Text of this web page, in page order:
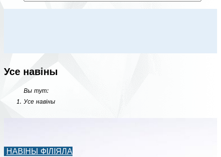
Усе навіны
Вы тут:
Усе навіны
НАВІНЫ ФІЛІЯЛА